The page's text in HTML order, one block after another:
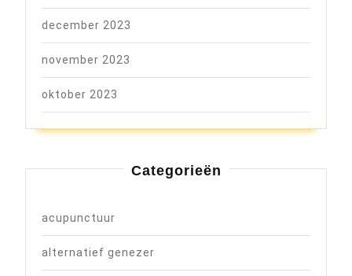
december 2023
november 2023
oktober 2023
Categorieën
acupunctuur
alternatief genezer